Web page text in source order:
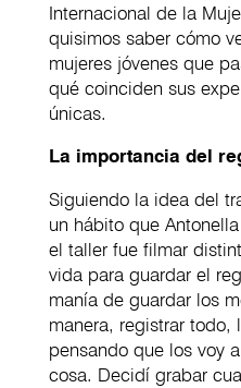
Internacional de la
quisimos saber cómo
mujeres jóvenes que
qué coinciden sus
únicas.
La importancia del
Siguiendo la idea del
un hábito que
el taller fue filmar
vida para guardar el
manía de guardar los
manera, registrar todo,
pensando que los voy
cosa. Decidí grabar